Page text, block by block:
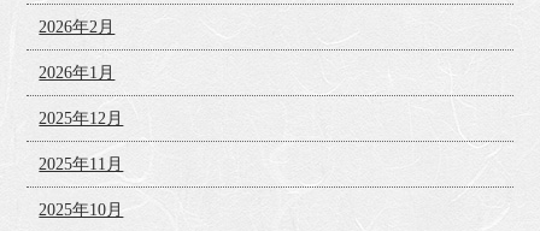
2026年2月
2026年1月
2025年12月
2025年11月
2025年10月